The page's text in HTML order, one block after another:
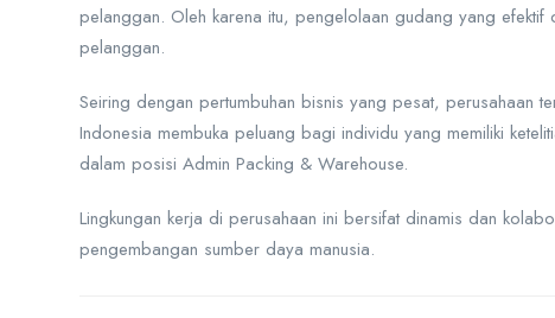
pelanggan. Oleh karena itu, pengelolaan gudang yang efektif
pelanggan.
Seiring dengan pertumbuhan bisnis yang pesat, perusahaan
Indonesia membuka peluang bagi individu yang memiliki
dalam posisi Admin Packing & Warehouse.
Lingkungan kerja di perusahaan ini bersifat dinamis dan
pengembangan sumber daya manusia.